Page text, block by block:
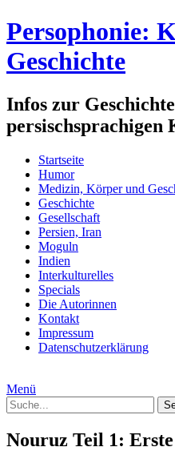
Persophonie:
Geschichte
Infos zur
persischsprachigen
Startseite
Humor
Medizin, Körper und
Geschichte
Gesellschaft
Persien, Iran
Moguln
Indien
Interkulturelles
Specials
Die Autorinnen
Kontakt
Impressum
Datenschutzerklärung
Menü
Nouruz Teil 1: